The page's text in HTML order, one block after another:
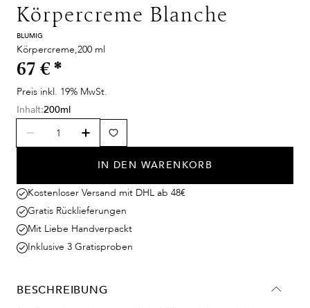
Körpercreme Blanche
BLUMIG
Körpercreme,200 ml
67 € *
Preis inkl. 19% MwSt.
Inhalt:200ml
IN DEN WARENKORB
Kostenloser Versand mit DHL ab 48€
Gratis Rücklieferungen
Mit Liebe Handverpackt
Inklusive 3 Gratisproben
BESCHREIBUNG